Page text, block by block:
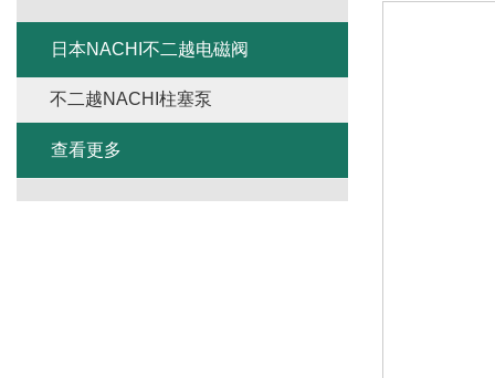
日本NACHI不二越电磁阀
不二越NACHI柱塞泵
查看更多